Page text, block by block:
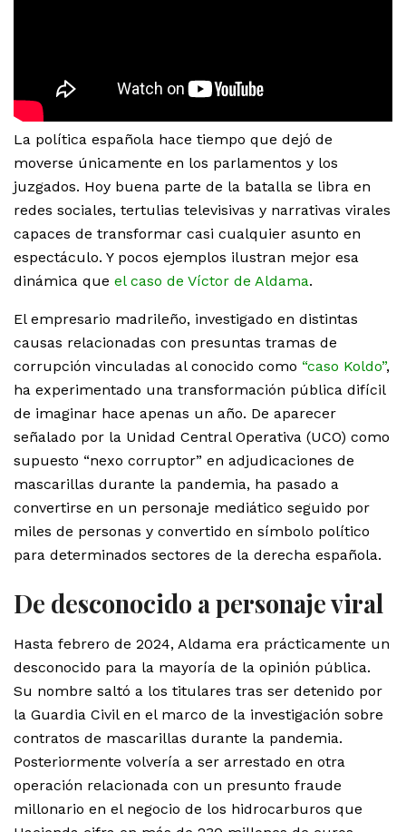
La política española hace tiempo que dejó de
moverse únicamente en los parlamentos y los
juzgados. Hoy buena parte de la batalla se libra en
redes sociales, tertulias televisivas y narrativas virales
capaces de transformar casi cualquier asunto en
espectáculo. Y pocos ejemplos ilustran mejor esa
dinámica que el caso de Víctor de Aldama.
El empresario madrileño, investigado en distintas
causas relacionadas con presuntas tramas de
corrupción vinculadas al conocido como “caso Koldo”,
ha experimentado una transformación pública difícil
de imaginar hace apenas un año. De aparecer
señalado por la Unidad Central Operativa (UCO) como
supuesto “nexo corruptor” en adjudicaciones de
mascarillas durante la pandemia, ha pasado a
convertirse en un personaje mediático seguido por
miles de personas y convertido en símbolo político
para determinados sectores de la derecha española.
De desconocido a personaje viral
Hasta febrero de 2024, Aldama era prácticamente un
desconocido para la mayoría de la opinión pública.
Su nombre saltó a los titulares tras ser detenido por
la Guardia Civil en el marco de la investigación sobre
contratos de mascarillas durante la pandemia.
Posteriormente volvería a ser arrestado en otra
operación relacionada con un presunto fraude
millonario en el negocio de los hidrocarburos que